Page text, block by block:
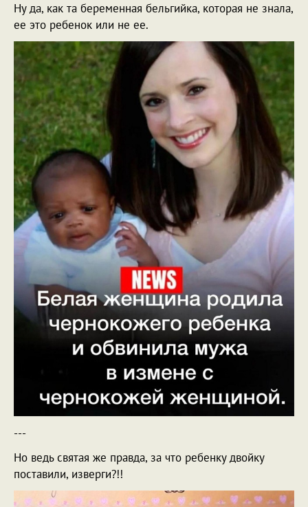
Ну да, как та беременная бельгийка, которая не знала,
ее это ребенок или не ее.
---
Но ведь святая же правда, за что ребенку двойку
поставили, изверги?!!